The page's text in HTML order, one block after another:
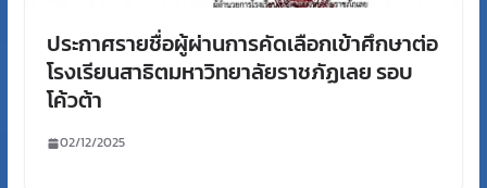
ประกาศรายชื่อผู้ผ่านการคัดเลือกเข้าศึกษาต่อ
โรงเรียนสาธิตมหาวิทยาลัยราชภัฏเลย รอบ
โค้วต้า
02/12/2025